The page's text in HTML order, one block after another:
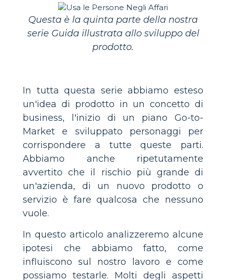
Questa è la quinta parte della nostra
serie Guida illustrata allo sviluppo del
prodotto.
In tutta questa serie abbiamo esteso
un'idea di prodotto in un concetto di
business, l'inizio di un piano Go-to-
Market e sviluppato personaggi per
corrispondere a tutte queste parti.
Abbiamo anche ripetutamente
avvertito che il rischio più grande di
un'azienda, di un nuovo prodotto o
servizio è fare qualcosa che nessuno
vuole.
In questo articolo analizzeremo alcune
ipotesi che abbiamo fatto, come
influiscono sul nostro lavoro e come
possiamo testarle. Molti degli aspetti